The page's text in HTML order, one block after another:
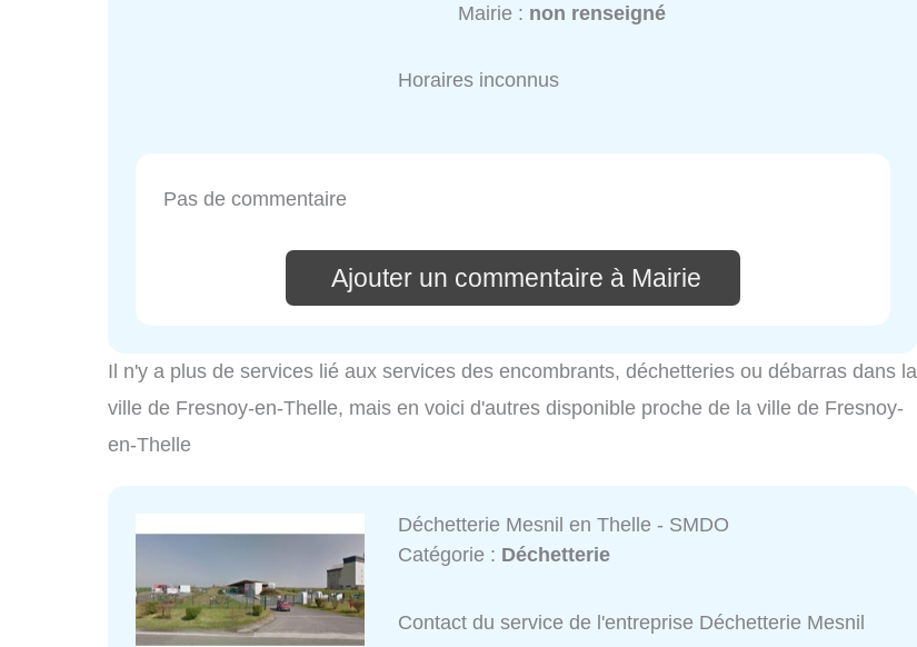
Mairie : non renseigné
Horaires inconnus
Pas de commentaire
Ajouter un commentaire à Mairie
Il n'y a plus de services lié aux services des encombrants, déchetteries ou débarras dans la
ville de Fresnoy-en-Thelle, mais en voici d'autres disponible proche de la ville de Fresnoy-
en-Thelle
Déchetterie Mesnil en Thelle - SMDO
Catégorie : Déchetterie
Contact du service de l'entreprise Déchetterie Mesnil